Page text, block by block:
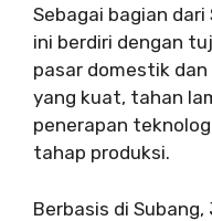
Sebagai bagian dari
ini berdiri dengan
pasar domestik
yang kuat, tahan
penerapan
tahap produksi.
Berbasis di